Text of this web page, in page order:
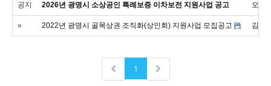
공지 2026년 광명시 소상공인 특례보증 이차보전 지원사업 공고 오현
» 2022년 광명시 골목상권 조직화(상인회) 지원사업 모집공고 김하
1